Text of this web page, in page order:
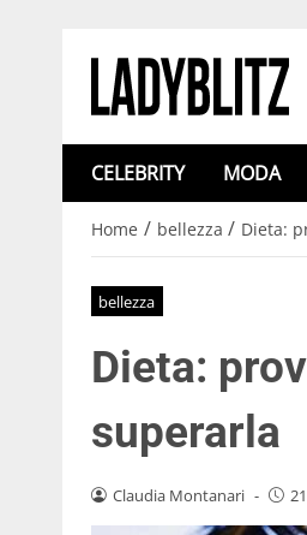
CELEBRITY MODA
Home / bellezza / Dieta:
bellezza
Dieta:
superarla
Claudia Montanari -